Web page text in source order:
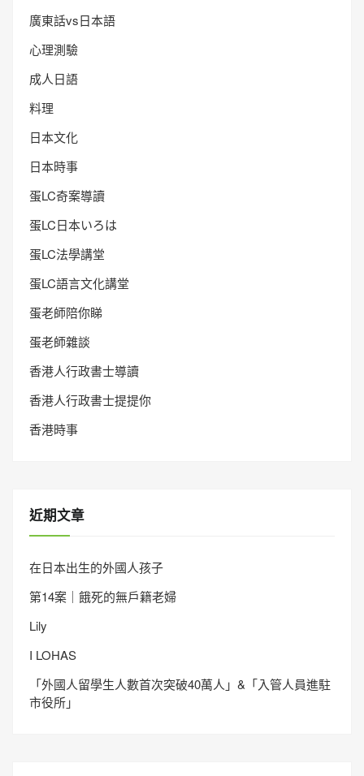
廣東話vs日本語
心理測驗
成人日語
料理
日本文化
日本時事
蛋LC奇案導讀
蛋LC日本いろは
蛋LC法學講堂
蛋LC語言文化講堂
蛋老師陪你睇
蛋老師雜談
香港人行政書士導讀
香港人行政書士提提你
香港時事
近期文章
在日本出生的外國人孩子
第14案｜餓死的無戶籍老婦
Lily
I LOHAS
「外國人留學生人數首次突破40萬人」&「入管人員進駐
市役所」